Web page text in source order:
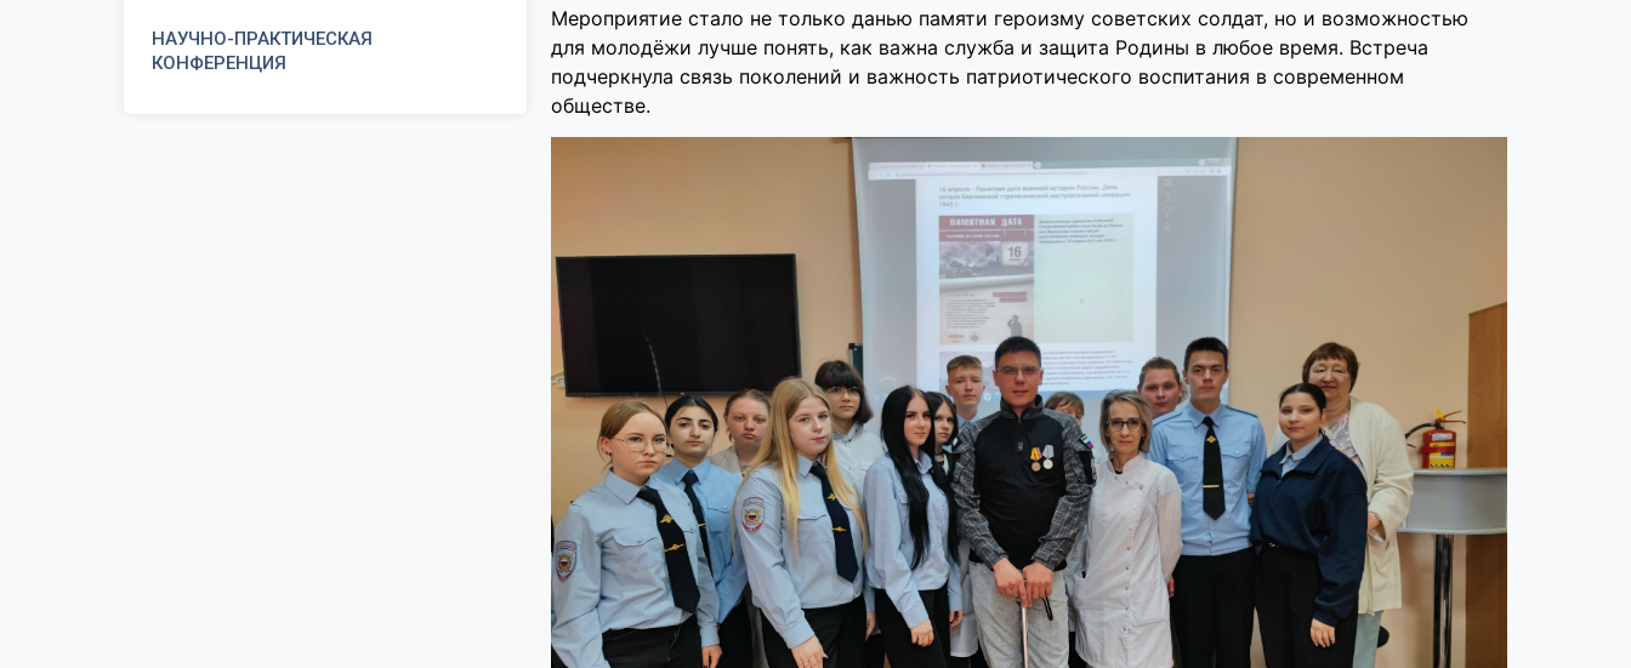
НАУЧНО-ПРАКТИЧЕСКАЯ
КОНФЕРЕНЦИЯ
Мероприятие стало не только данью памяти героизму советских солдат, но и возможностью
для молодёжи лучше понять, как важна служба и защита Родины в любое время. Встреча
подчеркнула связь поколений и важность патриотического воспитания в современном
обществе.